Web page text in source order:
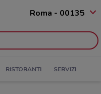
Roma - 00135
RISTORANTI SERVIZI